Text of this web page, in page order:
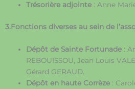
Trésorière adjointe : Anne
3.Fonctions diverses au sein de
Dépôt de Sainte Fortunade :
REBOUISSOU, Jean Louis
Gérard GERAUD.
Dépôt en haute Corrèze :